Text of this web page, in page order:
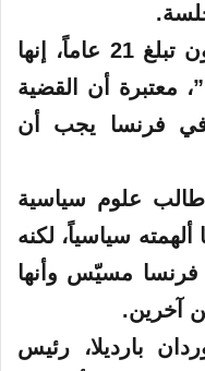
وقالت أملينا، وهي طالبة قانون تبلغ 21 عاماً، إنها
معتبرة أن القضية
في فرنسا يجب أن
طالب علوم سياسية
ألهمته سياسياً، لكنه
فرنسا مسيّس وأنها
آخرين.
بارديلا، رئيس